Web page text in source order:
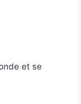
et se